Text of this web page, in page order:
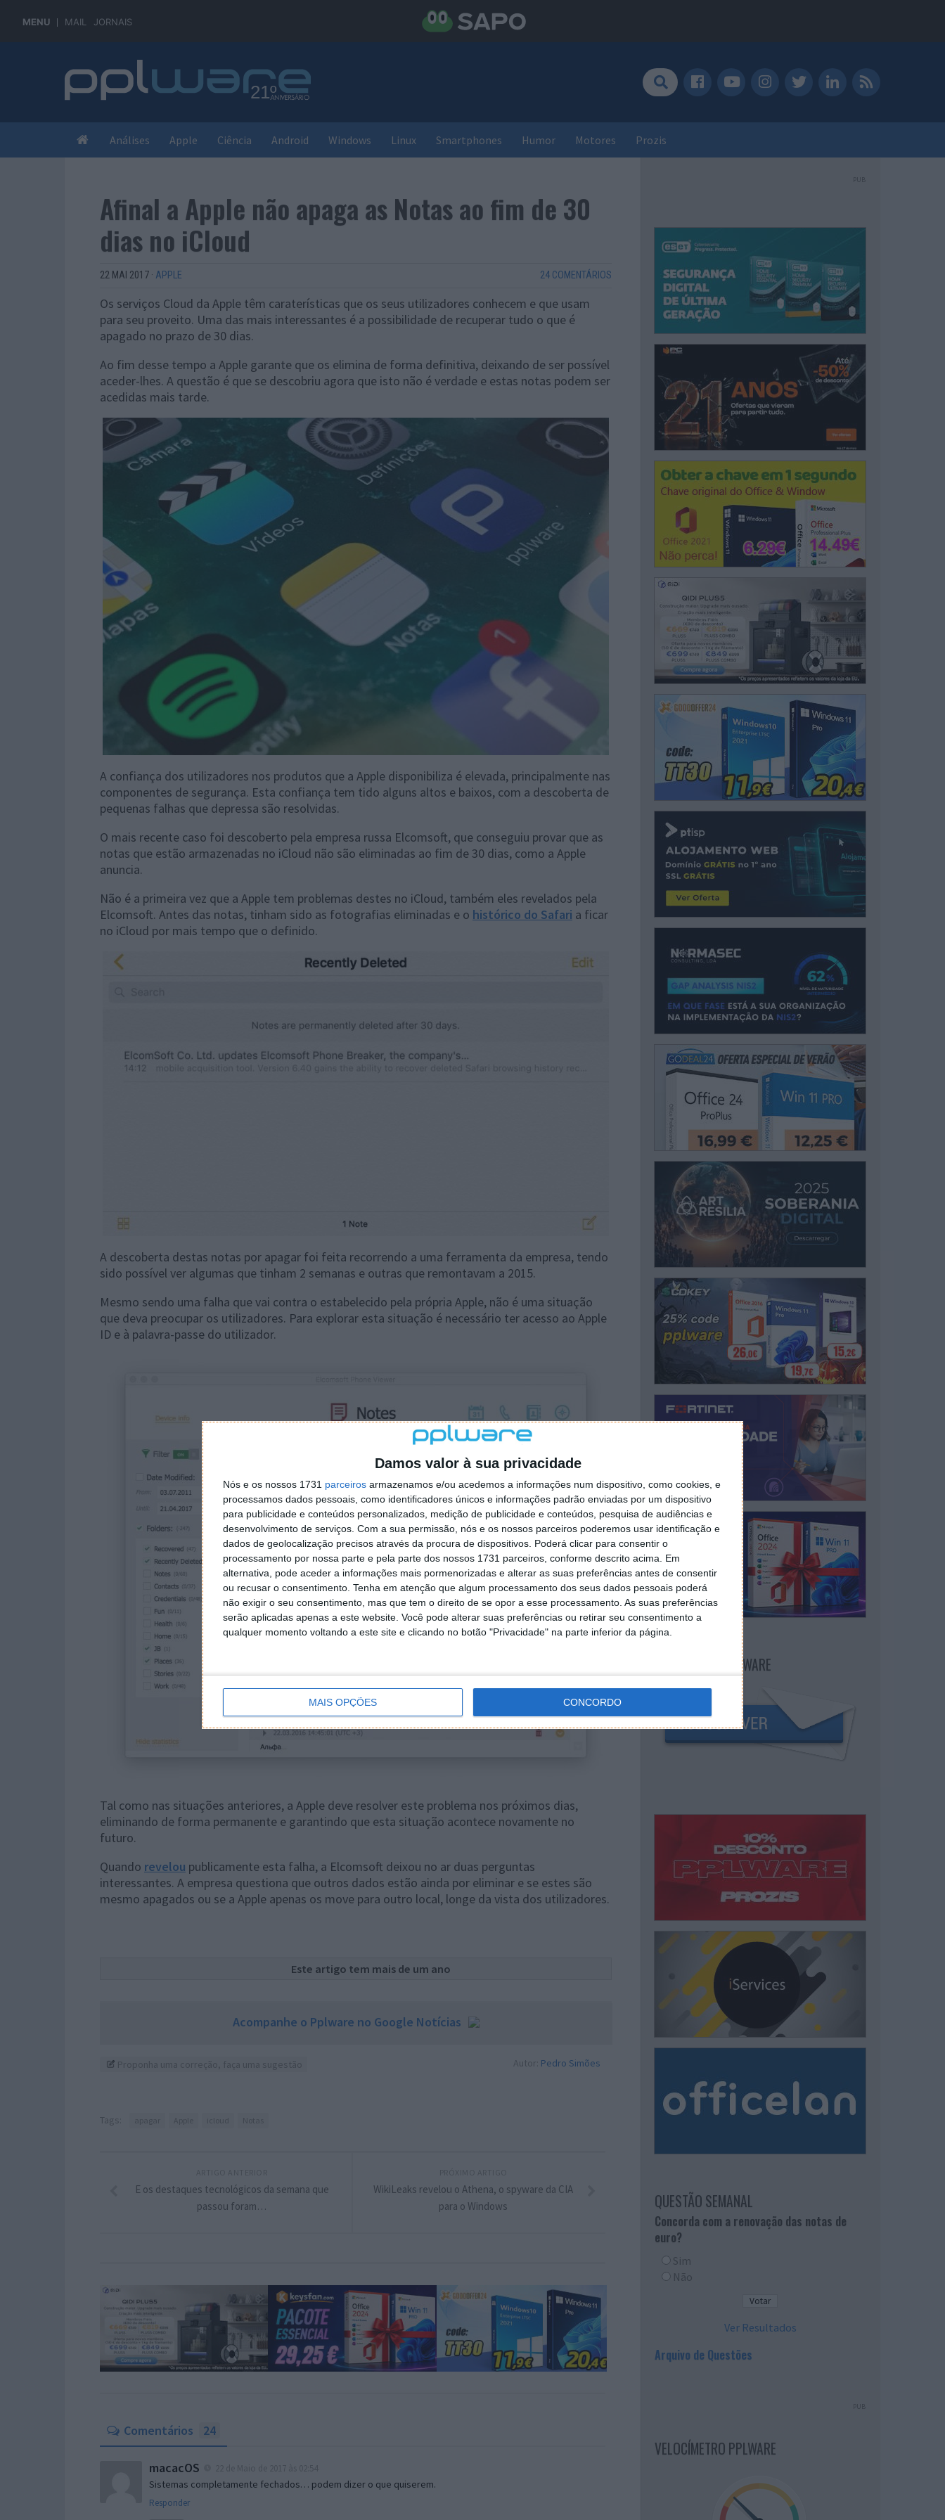
Damos valor à sua privacidade
Nós e os nossos 1731 parceiros armazenamos e/ou acedemos a informações num dispositivo, como cookies, e
processamos dados pessoais, como identificadores únicos e informações padrão enviadas por um dispositivo
para publicidade e conteúdos personalizados, medição de publicidade e conteúdos, pesquisa de audiências e
desenvolvimento de serviços. Com a sua permissão, nós e os nossos parceiros poderemos usar identificação e
dados de geolocalização precisos através da procura de dispositivos. Poderá clicar para consentir o
processamento por nossa parte e pela parte dos nossos 1731 parceiros, conforme descrito acima. Em
alternativa, pode aceder a informações mais pormenorizadas e alterar as suas preferências antes de consentir
ou recusar o consentimento. Tenha em atenção que algum processamento dos seus dados pessoais poderá
não exigir o seu consentimento, mas que tem o direito de se opor a esse processamento. As suas preferências
serão aplicadas apenas a este website. Você pode alterar suas preferências ou retirar seu consentimento a
qualquer momento voltando a este site e clicando no botão "Privacidade" na parte inferior da página.
MAIS OPÇÕES CONCORDO
MENU MAIL JORNAIS
Análises Apple Ciência Android Windows Linux Smartphones Humor Motores Prozis
Afinal a Apple não apaga as Notas ao fim de 30
dias no iCloud
22 MAI 2017 · APPLE 24 COMENTÁRIOS
Os serviços Cloud da Apple têm caraterísticas que os seus utilizadores conhecem e que usam
para seu proveito. Uma das mais interessantes é a possibilidade de recuperar tudo o que é
apagado no prazo de 30 dias.
Ao fim desse tempo a Apple garante que os elimina de forma definitiva, deixando de ser possível
aceder-lhes. A questão é que se descobriu agora que isto não é verdade e estas notas podem ser
acedidas mais tarde.
A confiança dos utilizadores nos produtos que a Apple disponibiliza é elevada, principalmente nas
componentes de segurança. Esta confiança tem tido alguns altos e baixos, com a descoberta de
pequenas falhas que depressa são resolvidas.
O mais recente caso foi descoberto pela empresa russa Elcomsoft, que conseguiu provar que as
notas que estão armazenadas no iCloud não são eliminadas ao fim de 30 dias, como a Apple
anuncia.
Não é a primeira vez que a Apple tem problemas destes no iCloud, também eles revelados pela
Elcomsoft. Antes das notas, tinham sido as fotografias eliminadas e o histórico do Safari a ficar
no iCloud por mais tempo que o definido.
A descoberta destas notas por apagar foi feita recorrendo a uma ferramenta da empresa, tendo
sido possível ver algumas que tinham 2 semanas e outras que remontavam a 2015.
Mesmo sendo uma falha que vai contra o estabelecido pela própria Apple, não é uma situação
que deva preocupar os utilizadores. Para explorar esta situação é necessário ter acesso ao Apple
ID e à palavra-passe do utilizador.
Tal como nas situações anteriores, a Apple deve resolver este problema nos próximos dias,
eliminando de forma permanente e garantindo que esta situação acontece novamente no
futuro.
Quando revelou publicamente esta falha, a Elcomsoft deixou no ar duas perguntas
interessantes. A empresa questiona que outros dados estão ainda por eliminar e se estes são
mesmo apagados ou se a Apple apenas os move para outro local, longe da vista dos utilizadores.
Este artigo tem mais de um ano
Acompanhe o Pplware no Google Notícias
Autor: Pedro Simões
Tags:
WikiLeaks revelou o Athena, o spyware da CIA
para o Windows
E os destaques tecnológicos da semana que
passou foram…
Comentários 24
macacOS
Sistemas completamente fechados… podem dizer o que quiserem.
Responder
PUB
NEWSLETTER PPLWARE
QUESTÃO SEMANAL
Concorda com a renovação das notas de
euro?
Sim
Não
Ver Resultados
Arquivo de Questões
PUB
VELOCÍMETRO PPLWARE